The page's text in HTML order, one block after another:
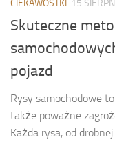
CIEKAWOSTKI 15
Skuteczne
pojazd
Rysy samochodowe
także poważne
Każda rysa, od